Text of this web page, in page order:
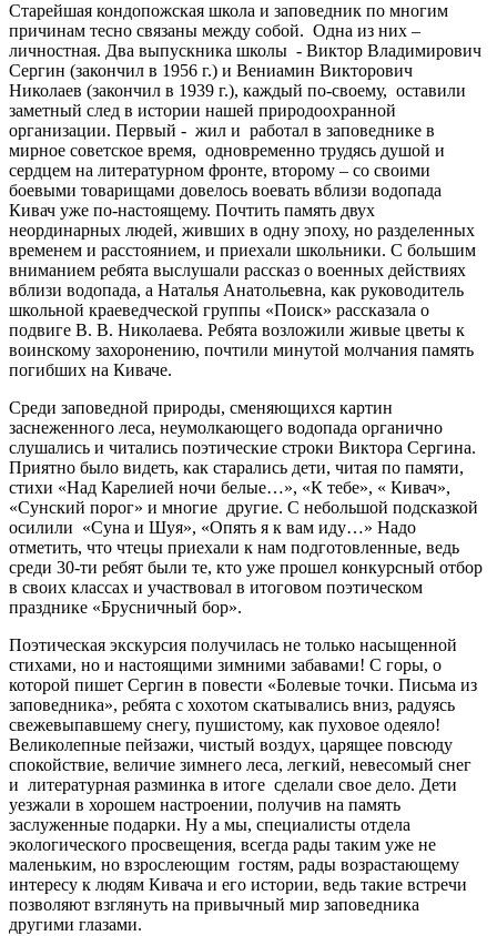
Старейшая кондопожская школа и заповедник по многим
причинам тесно связаны между собой. Одна из них –
личностная. Два выпускника школы - Виктор Владимирович
Сергин (закончил в 1956 г.) и Вениамин Викторович
Николаев (закончил в 1939 г.), каждый по-своему, оставили
заметный след в истории нашей природоохранной
организации. Первый - жил и работал в заповеднике в
мирное советское время, одновременно трудясь душой и
сердцем на литературном фронте, второму – со своими
боевыми товарищами довелось воевать вблизи водопада
Кивач уже по-настоящему. Почтить память двух
неординарных людей, живших в одну эпоху, но разделенных
временем и расстоянием, и приехали школьники. С большим
вниманием ребята выслушали рассказ о военных действиях
вблизи водопада, а Наталья Анатольевна, как руководитель
школьной краеведческой группы «Поиск» рассказала о
подвиге В. В. Николаева. Ребята возложили живые цветы к
воинскому захоронению, почтили минутой молчания память
погибших на Киваче.
Среди заповедной природы, сменяющихся картин
заснеженного леса, неумолкающего водопада органично
слушались и читались поэтические строки Виктора Сергина.
Приятно было видеть, как старались дети, читая по памяти,
стихи «Над Карелией ночи белые…», «К тебе», « Кивач»,
«Сунский порог» и многие другие. С небольшой подсказкой
осилили «Суна и Шуя», «Опять я к вам иду…» Надо
отметить, что чтецы приехали к нам подготовленные, ведь
среди 30-ти ребят были те, кто уже прошел конкурсный отбор
в своих классах и участвовал в итоговом поэтическом
празднике «Брусничный бор».
Поэтическая экскурсия получилась не только насыщенной
стихами, но и настоящими зимними забавами! С горы, о
которой пишет Сергин в повести «Болевые точки. Письма из
заповедника», ребята с хохотом скатывались вниз, радуясь
свежевыпавшему снегу, пушистому, как пуховое одеяло!
Великолепные пейзажи, чистый воздух, царящее повсюду
спокойствие, величие зимнего леса, легкий, невесомый снег
и литературная разминка в итоге сделали свое дело. Дети
уезжали в хорошем настроении, получив на память
заслуженные подарки. Ну а мы, специалисты отдела
экологического просвещения, всегда рады таким уже не
маленьким, но взрослеющим гостям, рады возрастающему
интересу к людям Кивача и его истории, ведь такие встречи
позволяют взглянуть на привычный мир заповедника
другими глазами.